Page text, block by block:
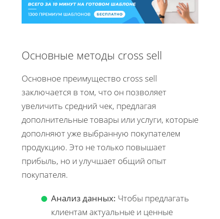
Основные методы cross sell
Основное преимущество cross sell
заключается в том, что он позволяет
увеличить средний чек, предлагая
дополнительные товары или услуги, которые
дополняют уже выбранную покупателем
продукцию. Это не только повышает
прибыль, но и улучшает общий опыт
покупателя.
Анализ данных: Чтобы предлагать
клиентам актуальные и ценные